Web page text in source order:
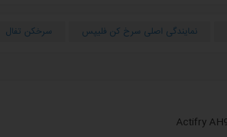
نمایندگی اصلی سرخ کن فلیپس سرخکن تفال